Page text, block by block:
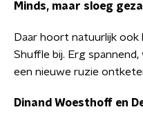
Minds, maar sloeg
Daar hoort natuurlijk
Shuffle bij. Erg
een nieuwe ruzie
Dinand Woesthoff en